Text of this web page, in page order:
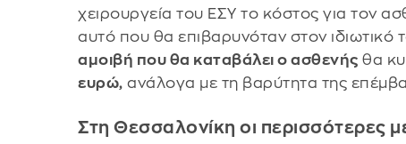
χειρουργεία του ΕΣΥ το κόστος για τον
αυτό που θα επιβαρυνόταν στον ιδιωτικό
αμοιβή που θα καταβάλει ο ασθενής θα
ευρώ, ανάλογα με τη βαρύτητα της
Στη Θεσσαλονίκη οι περισσότερες